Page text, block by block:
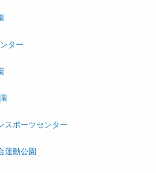
ター
スポーツセンター
運動公園